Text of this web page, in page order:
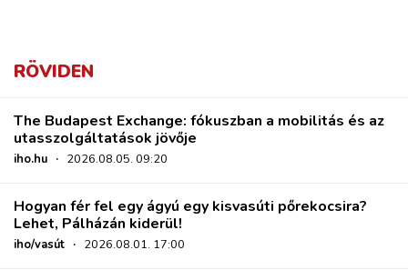
RÖVIDEN
The Budapest Exchange: fókuszban a mobilitás és az
utasszolgáltatások jövője
iho.hu · 2026.08.05. 09:20
Hogyan fér fel egy ágyú egy kisvasúti pőrekocsira?
Lehet, Pálházán kiderül!
iho/vasút · 2026.08.01. 17:00